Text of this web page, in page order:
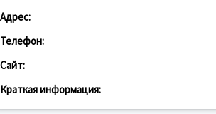
Адрес:
Телефон:
Сайт:
Краткая информация: